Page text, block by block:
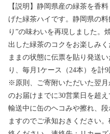
【説明】静岡県産の緑茶を香
げた緑茶ハイです。静岡県の
り”の味わいを再現しました。
出した緑茶のコクをお楽しみ
ままの状態に伝票を貼り発送
り、毎月1ケース（24本）を計9
※原則、ご寄附いただいた翌
のお届けまでに30営業日を超
輸送中に缶のヘコみや擦れ、
ますのでご承知おきください